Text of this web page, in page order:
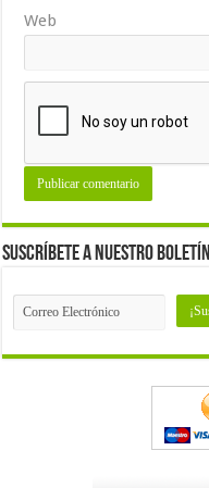
Web
Suscríbete a nuestro Boletín